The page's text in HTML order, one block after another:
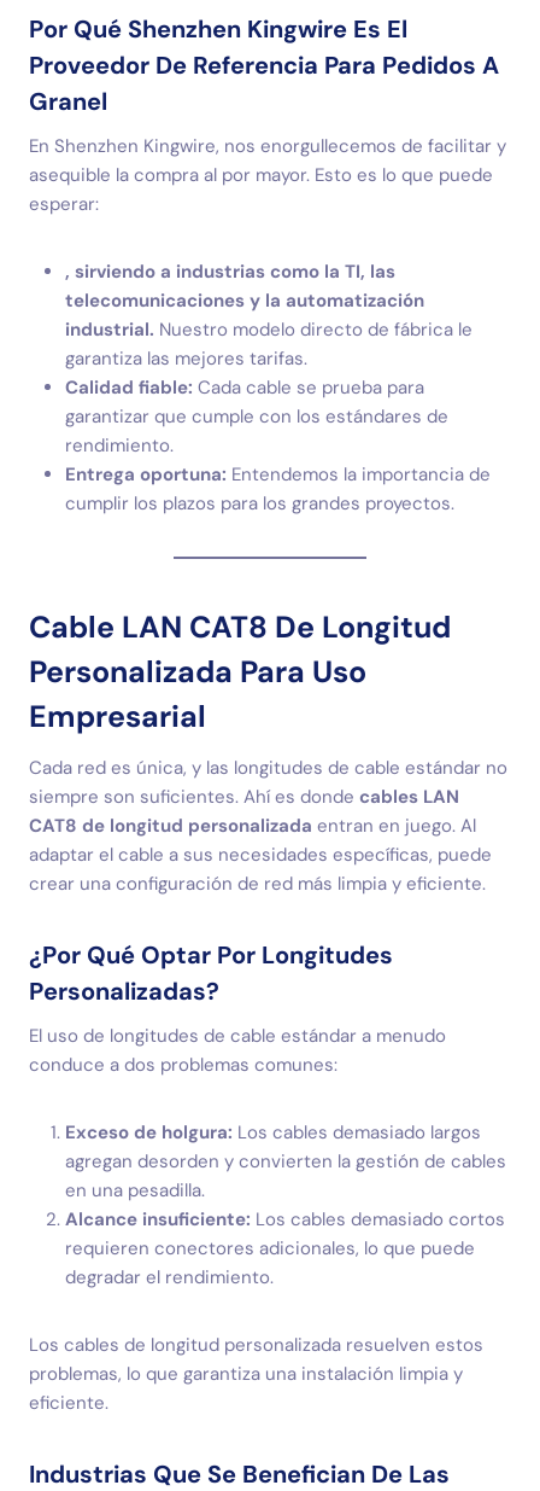
Por Qué Shenzhen Kingwire Es El
Proveedor De Referencia Para Pedidos A
Granel
En Shenzhen Kingwire, nos enorgullecemos de facilitar y
asequible la compra al por mayor. Esto es lo que puede
esperar:
, sirviendo a industrias como la TI, las
telecomunicaciones y la automatización
industrial. Nuestro modelo directo de fábrica le
garantiza las mejores tarifas.
Calidad fiable: Cada cable se prueba para
garantizar que cumple con los estándares de
rendimiento.
Entrega oportuna: Entendemos la importancia de
cumplir los plazos para los grandes proyectos.
Cable LAN CAT8 De Longitud
Personalizada Para Uso
Empresarial
Cada red es única, y las longitudes de cable estándar no
siempre son suficientes. Ahí es donde cables LAN
CAT8 de longitud personalizada entran en juego. Al
adaptar el cable a sus necesidades específicas, puede
crear una configuración de red más limpia y eficiente.
¿Por Qué Optar Por Longitudes
Personalizadas?
El uso de longitudes de cable estándar a menudo
conduce a dos problemas comunes:
Exceso de holgura: Los cables demasiado largos
agregan desorden y convierten la gestión de cables
en una pesadilla.
Alcance insuficiente: Los cables demasiado cortos
requieren conectores adicionales, lo que puede
degradar el rendimiento.
Los cables de longitud personalizada resuelven estos
problemas, lo que garantiza una instalación limpia y
eficiente.
Industrias Que Se Benefician De Las